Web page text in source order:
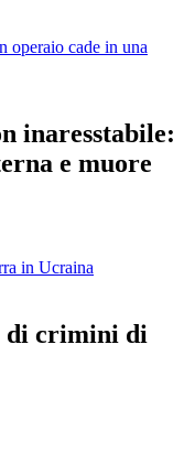
operaio cade in una
inaresstabile:
e muore
in Ucraina
di crimini di